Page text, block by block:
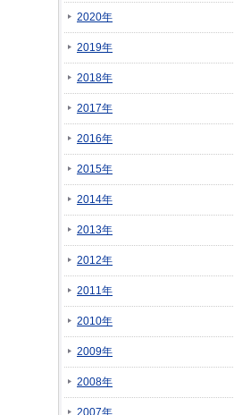
2020年
2019年
2018年
2017年
2016年
2015年
2014年
2013年
2012年
2011年
2010年
2009年
2008年
2007年